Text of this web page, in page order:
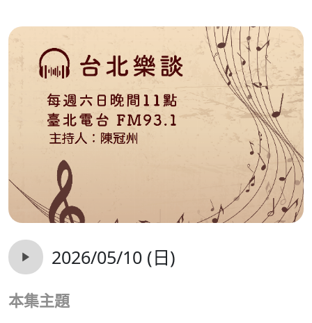
2026/05/10 (日)
本集主題